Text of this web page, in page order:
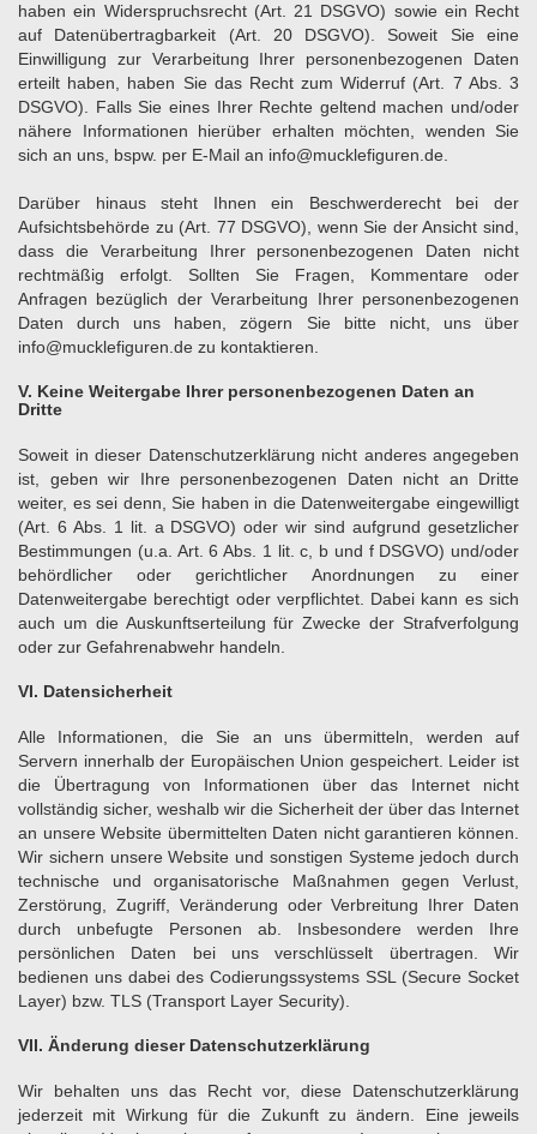
haben ein Widerspruchsrecht (Art. 21 DSGVO) sowie ein Recht
auf Datenübertragbarkeit (Art. 20 DSGVO). Soweit Sie eine
Einwilligung zur Verarbeitung Ihrer personenbezogenen Daten
erteilt haben, haben Sie das Recht zum Widerruf (Art. 7 Abs. 3
DSGVO). Falls Sie eines Ihrer Rechte geltend machen und/oder
nähere Informationen hierüber erhalten möchten, wenden Sie
sich an uns, bspw. per E-Mail an info@mucklefiguren.de.
Darüber hinaus steht Ihnen ein Beschwerderecht bei der
Aufsichtsbehörde zu (Art. 77 DSGVO), wenn Sie der Ansicht sind,
dass die Verarbeitung Ihrer personenbezogenen Daten nicht
rechtmäßig erfolgt. Sollten Sie Fragen, Kommentare oder
Anfragen bezüglich der Verarbeitung Ihrer personenbezogenen
Daten durch uns haben, zögern Sie bitte nicht, uns über
info@mucklefiguren.de zu kontaktieren.
V. Keine Weitergabe Ihrer personenbezogenen Daten an
Dritte
Soweit in dieser Datenschutzerklärung nicht anderes angegeben
ist, geben wir Ihre personenbezogenen Daten nicht an Dritte
weiter, es sei denn, Sie haben in die Datenweitergabe eingewilligt
(Art. 6 Abs. 1 lit. a DSGVO) oder wir sind aufgrund gesetzlicher
Bestimmungen (u.a. Art. 6 Abs. 1 lit. c, b und f DSGVO) und/oder
behördlicher oder gerichtlicher Anordnungen zu einer
Datenweitergabe berechtigt oder verpflichtet. Dabei kann es sich
auch um die Auskunftserteilung für Zwecke der Strafverfolgung
oder zur Gefahrenabwehr handeln.
VI. Datensicherheit
Alle Informationen, die Sie an uns übermitteln, werden auf
Servern innerhalb der Europäischen Union gespeichert. Leider ist
die Übertragung von Informationen über das Internet nicht
vollständig sicher, weshalb wir die Sicherheit der über das Internet
an unsere Website übermittelten Daten nicht garantieren können.
Wir sichern unsere Website und sonstigen Systeme jedoch durch
technische und organisatorische Maßnahmen gegen Verlust,
Zerstörung, Zugriff, Veränderung oder Verbreitung Ihrer Daten
durch unbefugte Personen ab. Insbesondere werden Ihre
persönlichen Daten bei uns verschlüsselt übertragen. Wir
bedienen uns dabei des Codierungssystems SSL (Secure Socket
Layer) bzw. TLS (Transport Layer Security).
VII. Änderung dieser Datenschutzerklärung
Wir behalten uns das Recht vor, diese Datenschutzerklärung
jederzeit mit Wirkung für die Zukunft zu ändern. Eine jeweils